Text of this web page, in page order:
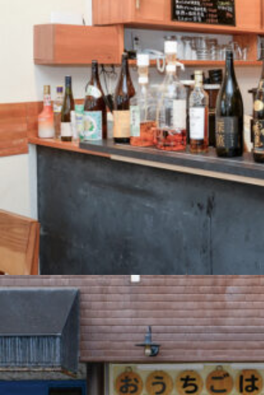
おすすめの展覧会
おすすめの映画
誠光社で選びました。
おすすめの本
紹介します。
おすすめのイベント